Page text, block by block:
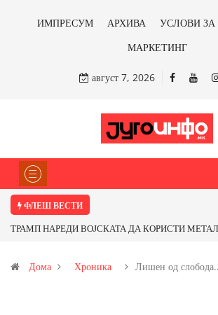
ИМПРЕСУМ АРХИВА
УСЛОВИ
МАРКЕТИНГ
август 7, 2026
ФЛЕШ ВЕСТИ
НАРЕДИ ВОЈСКАТА ДА КОРИСТИ
и со антимонот?
Дома Хроника Лишен од